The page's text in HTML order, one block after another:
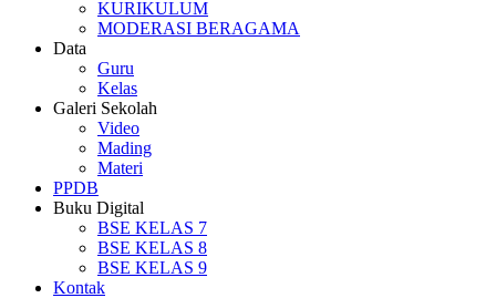
KURIKULUM
MODERASI BERAGAMA
Data
Guru
Kelas
Galeri Sekolah
Video
Mading
Materi
PPDB
Buku Digital
BSE KELAS 7
BSE KELAS 8
BSE KELAS 9
Kontak